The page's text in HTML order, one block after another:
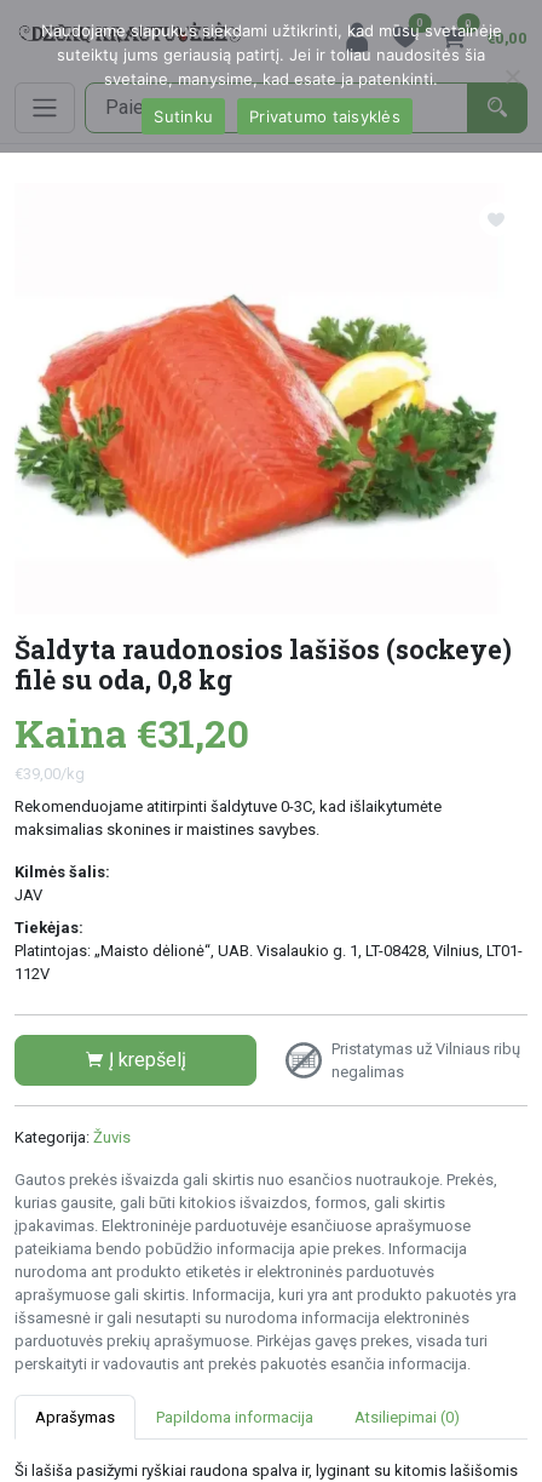
0 0
€0,00
Šaldyta raudonosios lašišos (sockeye)
filė su oda, 0,8 kg
Kaina €31,20
€39,00/kg
Rekomenduojame atitirpinti šaldytuve 0-3C, kad išlaikytumėte
maksimalias skonines ir maistines savybes.
Kilmės šalis:
JAV
Tiekėjas:
Platintojas: „Maisto dėlionė“, UAB. Visalaukio g. 1, LT-08428, Vilnius, LT01-
112V
Į krepšelį
Pristatymas už Vilniaus ribų
negalimas
Kategorija: Žuvis
Gautos prekės išvaizda gali skirtis nuo esančios nuotraukoje. Prekės,
kurias gausite, gali būti kitokios išvaizdos, formos, gali skirtis
įpakavimas. Elektroninėje parduotuvėje esančiuose aprašymuose
pateikiama bendo pobūdžio informacija apie prekes. Informacija
nurodoma ant produkto etiketės ir elektroninės parduotuvės
aprašymuose gali skirtis. Informacija, kuri yra ant produkto pakuotės yra
išsamesnė ir gali nesutapti su nurodoma informacija elektroninės
parduotuvės prekių aprašymuose. Pirkėjas gavęs prekes, visada turi
perskaityti ir vadovautis ant prekės pakuotės esančia informacija.
Aprašymas Papildoma informacija Atsiliepimai (0)
Ši lašiša pasižymi ryškiai raudona spalva ir, lyginant su kitomis lašišomis
Naudojame slapukus siekdami užtikrinti, kad mūsų svetainėje
suteiktų jums geriausią patirtį. Jei ir toliau naudositės šia
svetaine, manysime, kad esate ja patenkinti.
Sutinku
Privatumo taisyklės